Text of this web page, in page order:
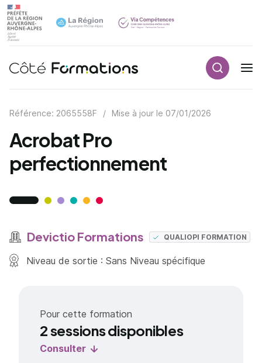
Navigation principale
Référence: 2065558F / Mise à jour le 07/01/2026
Acrobat Pro
perfectionnement
Devictio Formations QUALIOPI FORMATION
Niveau de sortie : Sans Niveau spécifique
Pour cette formation
2 sessions disponibles
Consulter